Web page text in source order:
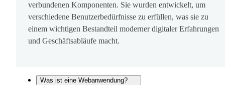
verbundenen Komponenten. Sie wurden entwickelt, um
verschiedene Benutzerbedürfnisse zu erfüllen, was sie zu
einem wichtigen Bestandteil moderner digitaler Erfahrungen
und Geschäftsabläufe macht.
Was ist eine Webanwendung?